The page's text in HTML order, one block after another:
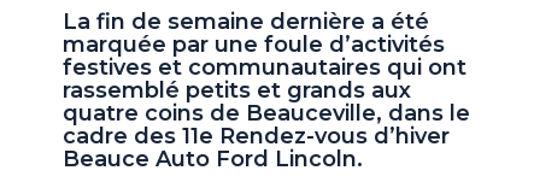
La fin de semaine dernière a été
marquée par une foule d’activités
festives et communautaires qui ont
rassemblé petits et grands aux
quatre coins de Beauceville, dans le
cadre des 11e Rendez-vous d’hiver
Beauce Auto Ford Lincoln.